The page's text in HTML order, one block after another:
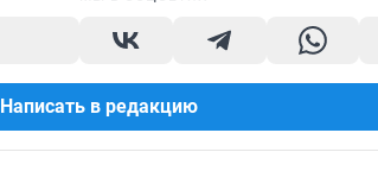
Написать в редакцию